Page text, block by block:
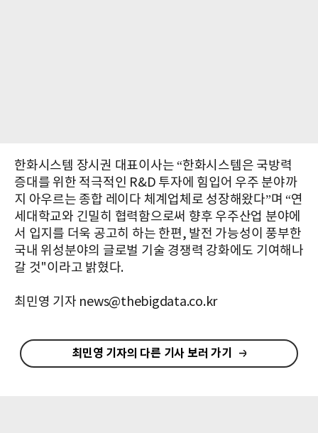
한화시스템 장시권 대표이사는 “한화시스템은 국방력
증대를 위한 적극적인 R&D 투자에 힘입어 우주 분야까
지 아우르는 종합 레이다 체계업체로 성장해왔다”며 “연
세대학교와 긴밀히 협력함으로써 향후 우주산업 분야에
서 입지를 더욱 공고히 하는 한편, 발전 가능성이 풍부한
국내 위성분야의 글로벌 기술 경쟁력 강화에도 기여해나
갈 것"이라고 밝혔다.
최민영 기자 news@thebigdata.co.kr
최민영 기자의 다른 기사 보러 가기